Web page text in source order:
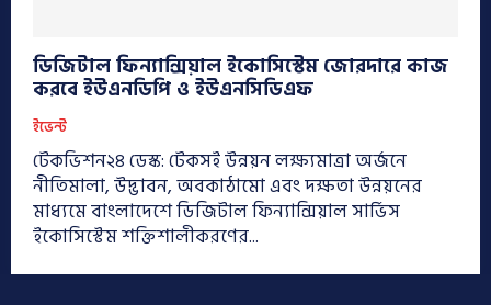
ডিজিটাল ফিন্যান্সিয়াল ইকোসিস্টেম জোরদারে কাজ
করবে ইউএনডিপি ও ইউএনসিডিএফ
ইভেন্ট
টেকভিশন২৪ ডেস্ক: টেকসই উন্নয়ন লক্ষ্যমাত্রা অর্জনে
নীতিমালা, উদ্ভাবন, অবকাঠামো এবং দক্ষতা উন্নয়নের
মাধ্যমে বাংলাদেশে ডিজিটাল ফিন্যান্সিয়াল সার্ভিস
ইকোসিস্টেম শক্তিশালীকরণের...